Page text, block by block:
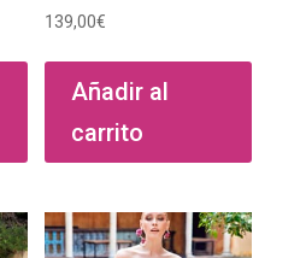
producto
múltiples
Las
opciones
139,00€
Añadir al
carrito